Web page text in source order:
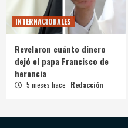
INTERNACIONALES
Revelaron cuánto dinero
dejó el papa Francisco de
herencia
5 meses hace Redacción